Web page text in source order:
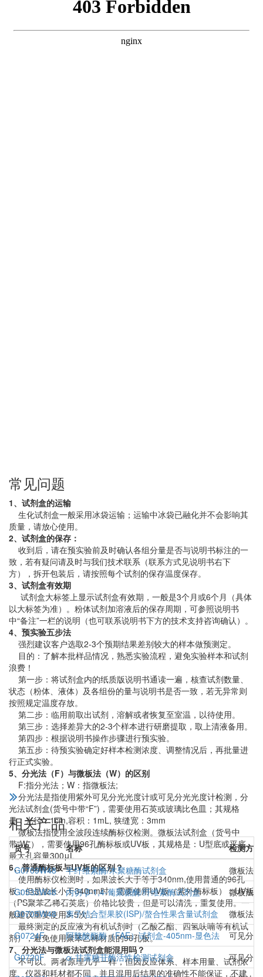
常见问题
1、试剂盒的运输
生化试剂盒一般采用冰袋运输；运输中冰袋已融化并不会影响其
质量，请放心使用。
2、试剂盒的保存：
收到后，请在预实验前及时确认各组分量是否与说明书标注的一
致，若有疑问请及时与我们技术联系（联系方式见说明书右下
方），拆开包装后，请按照每个试剂的保存温度保存。
3、试剂盒有效期
试剂盒大标签上显示试剂盒有效期，一般是3个月或6个月（具体
以大标签为准）。粉体试剂加溶液后的保存周期，可参照说明书
中“备注”一栏的说明（也可联系说明书下方的技术支持咨询确认）。
4、预实验五步法
强烈建议客户选取2-3个预期结果差别较大的样本做预测定。
目的：了解本批样品情况，熟悉实验流程，避免实验样本和试剂
浪费！
第一步：将试剂盒内的纸质版说明书通读一遍，核查试剂数量、
状态（粉体、液体）及各组份的量与说明书是否一致，若无异常则
按照规定温度存放。
第二步：临用前取出试剂，溶解或者恢复至室温，以待使用。
第三步：选择差异大的2-3个样本进行研磨提取，取上清液备用。
第四步：根据说明书操作步骤进行预实验。
第五步：待预实验确定好样本检测浓度、调整情况后，再批量进
行正式实验。
5、分光法（F）与微板法（W）的区别
F:指分光法；W：指微板法;
分光法是指使用紫外可见分光光度计或可见分光光度计检测，分
光法试剂盒(货号中带“F”)，需要使用石英或玻璃比色皿；其规格
是：光径：1cm,容积：1mL, 狭缝宽：3mm
微板法指使用全波段连续酶标仪检测。微板法试剂盒（货号中
带“W”），需要使用96孔酶标板或UV板，其规格是：U型底或平底、
最大孔容量300μL
6、普通酶标板与UV板的区别？
使用酶标仪检测时，如果波长大于等于340nm,使用普通的96孔
板；但是波长小于340nm时，需要使用UV板（紫外酶标板）；UV板
（PS聚苯乙稀石英底）价格比较贵，但是可以清洗，重复使用。一
般建议重复使用3-5次；
最终测定的反应液为有机试剂时（乙酸乙酯、四氢呋喃等有机试
剂），避免使用聚苯乙稀材质的96孔板。
7、分光法与微板法试剂盒能混用吗？
不可以。两者原理几乎一样，但因反应体系、样本用量、试剂浓
度、仪器和耗材都不同，并且混用后结果的准确性不能保证，不建
相关产品
货号 名称
检测方法
G0709W48
半纤维素酶/木聚糖酶试剂盒
微板法(
G0533W48
内切-β-1,4-葡聚糖酶/纤维素酶试剂盒
微板法(
G0705W48
离子结合型果胶(ISP)/螯合性果含量试剂盒
微板法
G0724F
阿魏酸酯酶（FAE）试剂盒-405nm-显色法
可见分
G0720F
α-甘露糖苷酶活性检测试剂盒
可见分